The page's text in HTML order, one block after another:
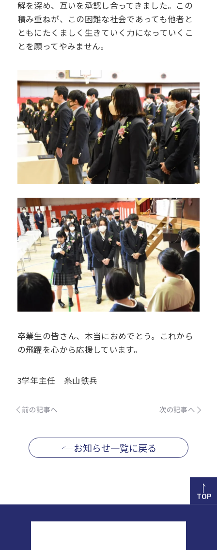
解を深め、互いを承認し合ってきました。この
積み重ねが、この困難な社会であっても他者と
ともにたくましく生きていく力になっていくこ
とを願ってやみません。
卒業生の皆さん、本当におめでとう。これから
の飛躍を心から応援しています。
3学年主任 糸山鉄兵
前の記事へ 次の記事へ
お知らせ一覧に戻る
TOP